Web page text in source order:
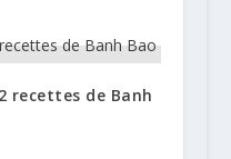
recettes de Banh